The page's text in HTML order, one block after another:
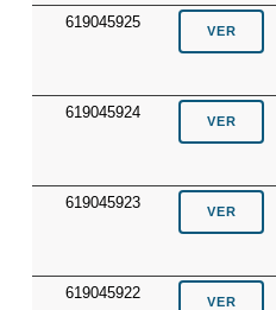
619045925
619045924
619045923
619045922